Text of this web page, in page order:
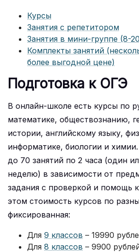
Курсы
Занятия с репетитором
Занятия в мини-группе (8-
Комплекты занятий
более выгодной цене)
Подготовка к ОГЭ
В онлайн-школе есть курсы по
математике, обществознанию,
истории, английскому языку,
информатике, биологии и
до 70 занятий по 2 часа (один
неделю) в зависимости от
задания с проверкой и помощь
этом стоимость курсов по
фиксированная:
Для 9 классов – 19990
Для 8 классов – 9900